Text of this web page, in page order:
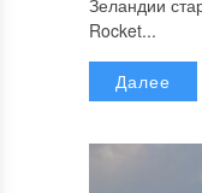
Rocket...
Далее